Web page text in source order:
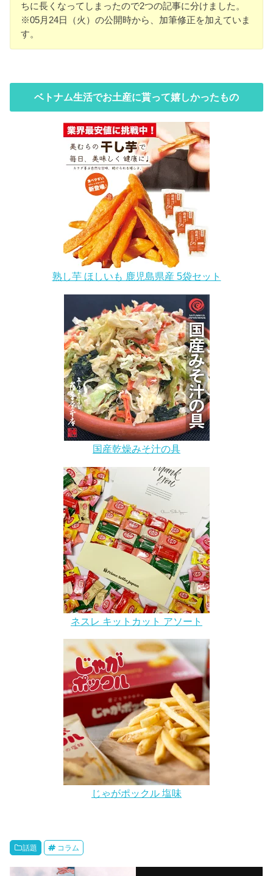
ちに長くなってしまったので2つの記事に分けました。
※05月24日（火）の公開時から、加筆修正を加えていま
す。
ベトナム生活でお土産に貰って嬉しかったもの
熟し芋 ほしいも 鹿児島県産 5袋セット
国産乾燥みそ汁の具
ネスレ キットカット アソート
じゃがポックル 塩味
話題 コラム